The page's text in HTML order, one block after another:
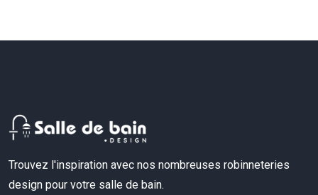
Trouvez l'inspiration avec nos nombreuses robinneteries
design pour votre salle de bain.